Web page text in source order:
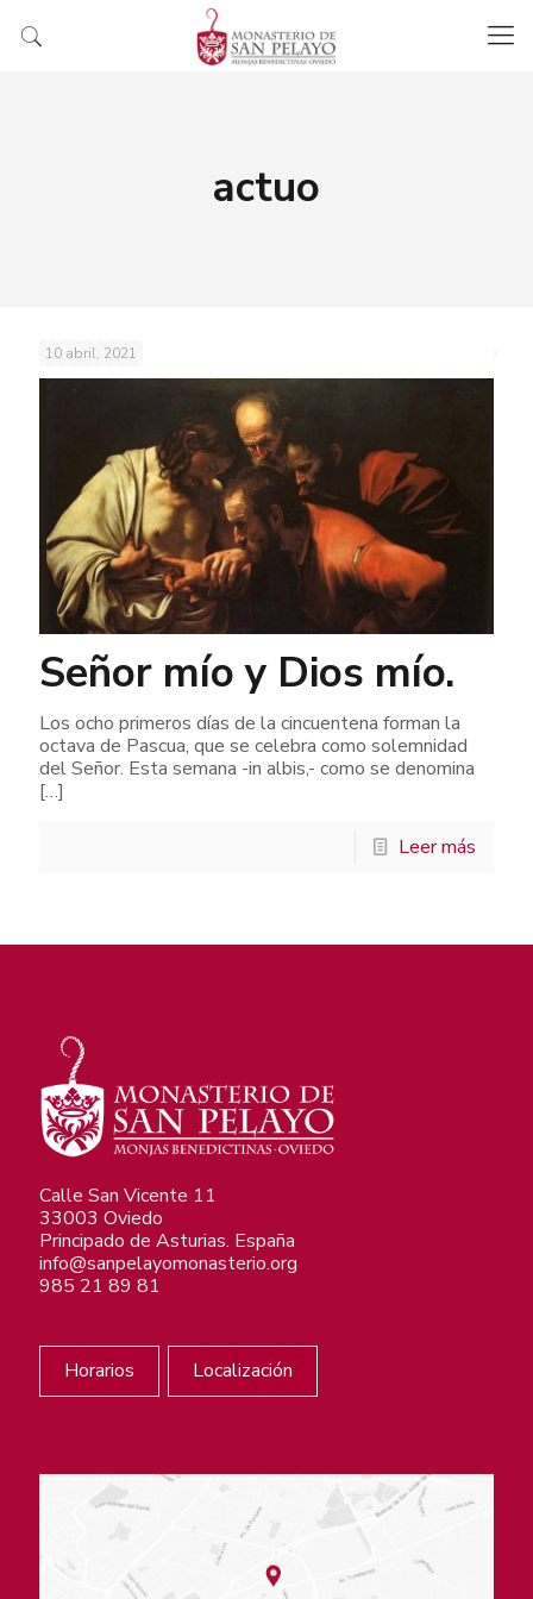
actuo
10 abril, 2021
Señor mío y Dios mío.
Los ocho primeros días de la cincuentena forman la
octava de Pascua, que se celebra como solemnidad
del Señor. Esta semana -in albis,- como se denomina
[…]
Leer más
Calle San Vicente 11
33003 Oviedo
Principado de Asturias. España
info@sanpelayomonasterio.org
985 21 89 81
Horarios Localización